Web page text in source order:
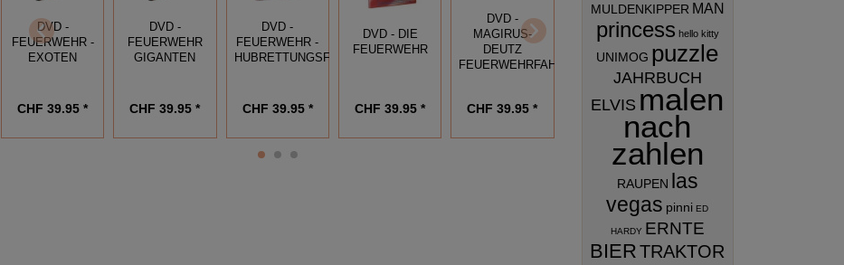
DVD -
FEUERWEHR -
EXOTEN
CHF 39.95 *
DVD -
FEUERWEHR
GIGANTEN
CHF 39.95 *
DVD -
FEUERWEHR -
HUBRETTUNGSFAHRZEUGE
CHF 39.95 *
DVD - DIE
FEUERWEHR
CHF 39.95 *
DVD -
MAGIRUS-
DEUTZ
FEUERWEHRFAHRZEUGE
CHF 39.95 *
DVD -
FEUERWEHR
TANKLÖSCHFAHREZUGE
IM EINSATZ
CHF 39.95 *
FEUERWEHR
IM EINSATZ
CHF 39.95 *
MULDENKIPPER MAN
princess hello kitty
UNIMOG puzzle
JAHRBUCH
ELVIS malen
nach
zahlen
RAUPEN las
vegas pinni ED
HARDY ERNTE
BIERTRAKTOR